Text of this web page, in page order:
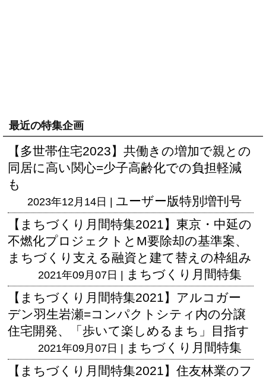
最近の特集企画
【多世帯住宅2023】共働きの増加で親との
同居に高い関心=少子高齢化での負担軽減
も
2023年12月14日 | ユーザー版特別増刊号
【まちづくり月間特集2021】東京・中延の
不燃化プロジェクトとM要除却の基準案、
まちづくり支える融資と建て替えの枠組み
2021年09月07日 | まちづくり月間特集
【まちづくり月間特集2021】アルコガー
デン羽生岩瀬=コンパクトシティ内の分譲
住宅開発、「歩いて楽しめるまち」目指す
2021年09月07日 | まちづくり月間特集
【まちづくり月間特集2021】住友林業のフ